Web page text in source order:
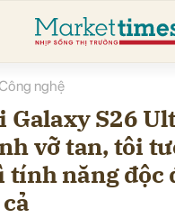
nghệ
Galaxy S26
vỡ tan, tôi
năng độc